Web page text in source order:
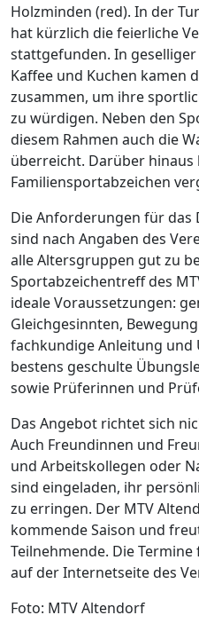
Holzminden (red). In der
hat kürzlich die feierliche
stattgefunden. In
Kaffee und Kuchen kamen
zusammen, um ihre
zu würdigen. Neben den
diesem Rahmen auch die
überreicht. Darüber
Familiensportabzeichen
Die Anforderungen für das
sind nach Angaben des
alle Altersgruppen gut zu
Sportabzeichentreff des
ideale Voraussetzungen:
Gleichgesinnten,
fachkundige Anleitung
bestens geschulte
sowie Prüferinnen und
Das Angebot richtet sich
Auch Freundinnen und
und Arbeitskollegen oder
sind eingeladen, ihr
zu erringen. Der MTV
kommende Saison und
Teilnehmende. Die
auf der Internetseite des
Foto: MTV Altendorf